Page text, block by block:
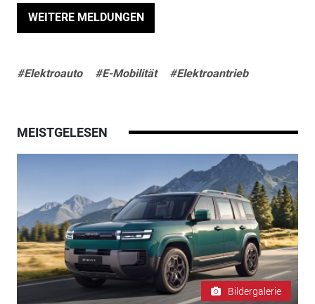
WEITERE MELDUNGEN
#Elektroauto #E-Mobilität #Elektroantrieb
MEISTGELESEN
Bildergalerie